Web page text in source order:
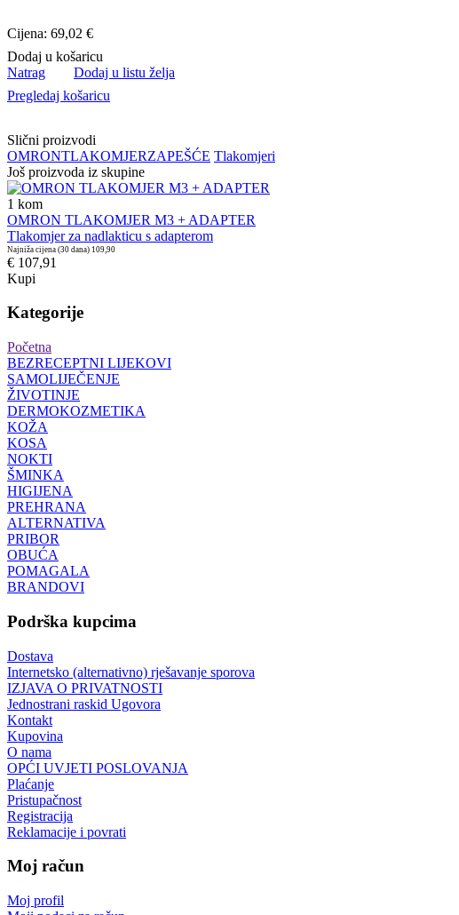
Cijena: 69,02 €
Dodaj u košaricu
Natrag
Dodaj u listu želja
Pregledaj košaricu
Slični proizvodi
OMRONTLAKOMJERZAPEŠĆE Tlakomjeri
Još proizvoda iz skupine
1 kom
OMRON TLAKOMJER M3 + ADAPTER
Tlakomjer za nadlakticu s adapterom
Najniža cijena (30 dana) 109,90
€ 107,91
Kupi
Kategorije
Početna
BEZRECEPTNI LIJEKOVI
SAMOLIJEČENJE
ŽIVOTINJE
DERMOKOZMETIKA
KOŽA
KOSA
NOKTI
ŠMINKA
HIGIJENA
PREHRANA
ALTERNATIVA
PRIBOR
OBUĆA
POMAGALA
BRANDOVI
Podrška kupcima
Dostava
Internetsko (alternativno) rješavanje sporova
IZJAVA O PRIVATNOSTI
Jednostrani raskid Ugovora
Kontakt
Kupovina
O nama
OPĆI UVJETI POSLOVANJA
Plaćanje
Pristupačnost
Registracija
Reklamacije i povrati
Moj račun
Moj profil